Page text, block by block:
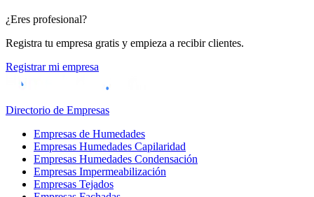
¿Eres profesional?
Registra tu empresa gratis y empieza a recibir clientes.
Registrar mi empresa
Directorio de Empresas
Empresas de Humedades
Empresas Humedades Capilaridad
Empresas Humedades Condensación
Empresas Impermeabilización
Empresas Tejados